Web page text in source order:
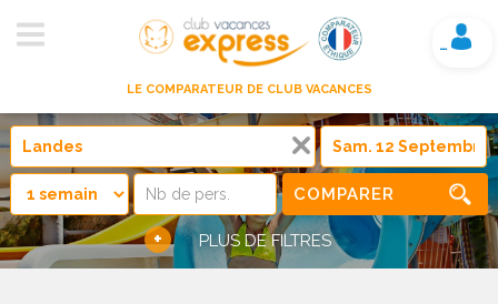
LE COMPARATEUR DE CLUB VACANCES
Mon compte
COMPARER
+ PLUS DE FILTRES